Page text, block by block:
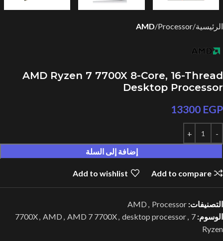
الرئيسية Processor
AMD
AMD Ryzen 7 7700X 8-Core, 16-Thread
Desktop Processor
13300 EGP
إضافة إلى السلة
Add to compare
Add to wishlist
التصنيفات: AMD , Processor
الوسوم: 7 7700X
, AMD , AMD 7 7700X, desktop processor,
Ryzen